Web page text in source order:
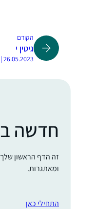
הקודם
גיטין י
26.05.2023 | ו׳ בסיון תשפ״ג
חדשה
זה הדף הראשון
ומאתגרות.
התחילי כאן